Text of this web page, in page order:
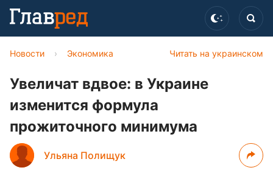
Читать на украинском
Новости › Экономика
Увеличат вдвое: в Украине
изменится формула
прожиточного минимума
Ульяна Полищук